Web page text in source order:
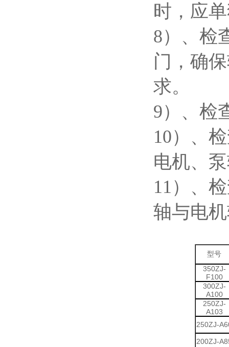
时，应
8）、检
门，确
求。
9）、检
10）、
电机、
11）、
轴与电
型号
350ZJ-
F100
300ZJ-
A100
250ZJ-
A103
250ZJ-
200ZJ-